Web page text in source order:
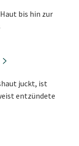
bis hin zur
juckt, ist
entzündete